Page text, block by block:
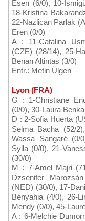
Esen (6/0), 10-
18-Kristina
22-Nazlican Parlak
Eren (0/0)
A : 11-Catalina
(CZE) (28/14), 25-
Benan Altintas (3/0)
Entr.: Metin Ülgen
Lyon (FRA)
G : 1-Christiane
(0/0), 30-Laura
D : 2-Sofia Huerta
Selma Bacha (52/
Wassa Sangaré (0/
Sylla (0/0), 21-
(30/0)
M : 7-Amel Majri
Dzsenifer
(NED) (30/0), 17-
Benyahia (4/0), 26-
Mendy (0/0), 45-
A : 6-Melchie